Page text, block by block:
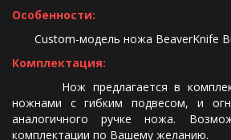
Особенности:
Custom-модель ножа BeaverKnife
Комплектация:
Нож предлагается в
ножнами с гибким подвесом, и
аналогичного ручке ножа.
комплектации по Вашему желанию.